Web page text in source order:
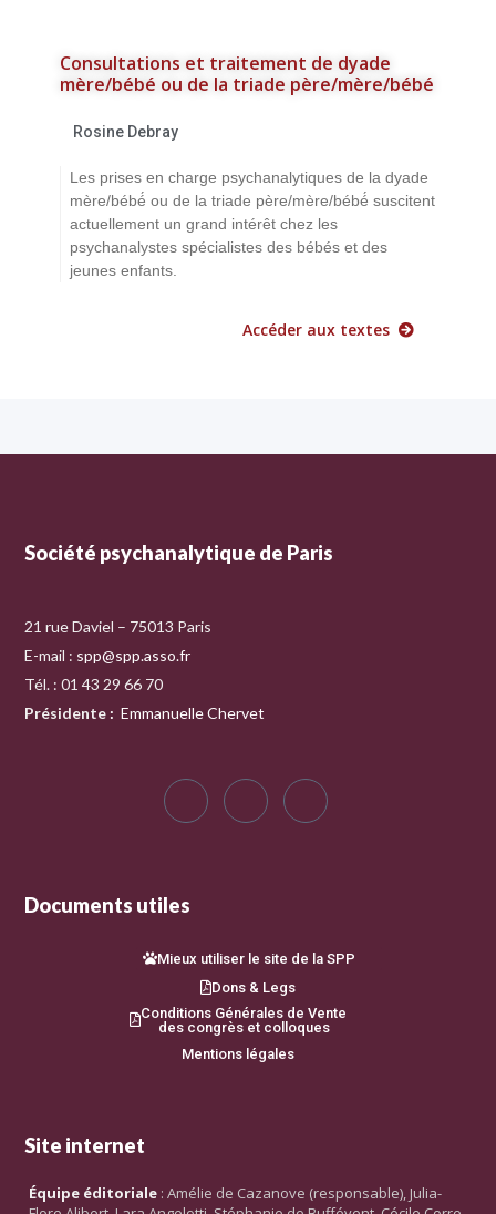
Consultations et traitement de dyade
mère/bébé ou de la triade père/mère/bébé
Rosine Debray
Les prises en charge psychanalytiques de la dyade
mère/bébé́ ou de la triade père/mère/bébé́ suscitent
actuellement un grand intérêt chez les
psychanalystes spécialistes des bébés et des
jeunes enfants.
Accéder aux textes
Société psychanalytique de Paris
21 rue Daviel – 75013 Paris
E-mail : spp@spp.asso.fr
Tél. : 01 43 29 66 70
Présidente : Emmanuelle Chervet
Documents utiles
Mieux utiliser le site de la SPP
Dons & Legs
Conditions Générales de Vente
des congrès et colloques
Mentions légales
Site internet
Équipe éditoriale : Amélie de Cazanove (responsable), Julia-